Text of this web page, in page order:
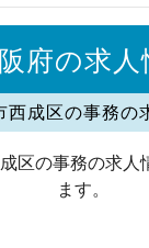
府の求人
西成区の事務の
区の事務の求人
ます。